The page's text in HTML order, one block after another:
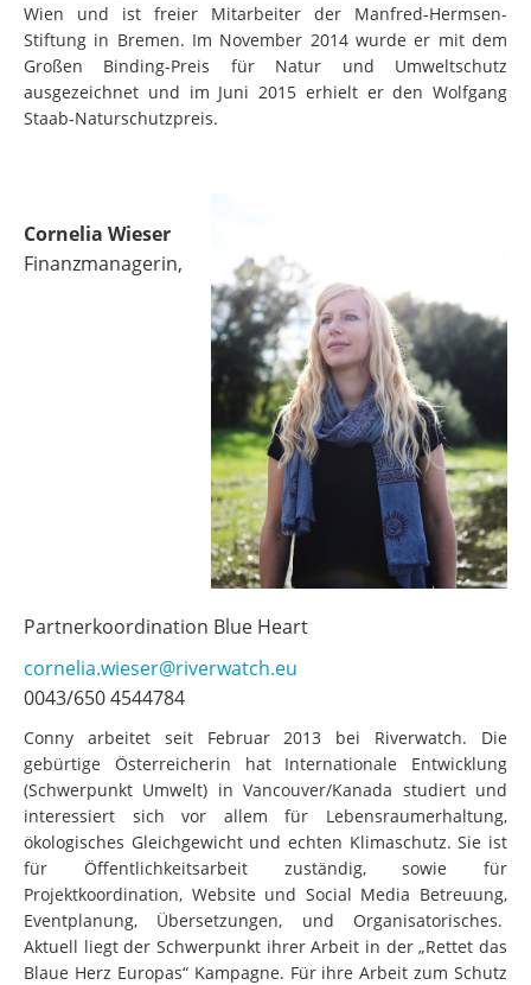
Wien und ist freier Mitarbeiter der Manfred-Hermsen-
Stiftung in Bremen. Im November 2014 wurde er mit dem
Großen Binding-Preis für Natur und Umweltschutz
ausgezeichnet und im Juni 2015 erhielt er den Wolfgang
Staab-Naturschutzpreis.
Cornelia Wieser
Finanzmanagerin,
Partnerkoordination Blue Heart
cornelia.wieser@riverwatch.eu
0043/650 4544784
Conny arbeitet seit Februar 2013 bei Riverwatch. Die
gebürtige Österreicherin hat Internationale Entwicklung
(Schwerpunkt Umwelt) in Vancouver/Kanada studiert und
interessiert sich vor allem für Lebensraumerhaltung,
ökologisches Gleichgewicht und echten Klimaschutz. Sie ist
für Öffentlichkeitsarbeit zuständig, sowie für
Projektkoordination, Website und Social Media Betreuung,
Eventplanung, Übersetzungen, und Organisatorisches.
Aktuell liegt der Schwerpunkt ihrer Arbeit in der „Rettet das
Blaue Herz Europas“ Kampagne. Für ihre Arbeit zum Schutz